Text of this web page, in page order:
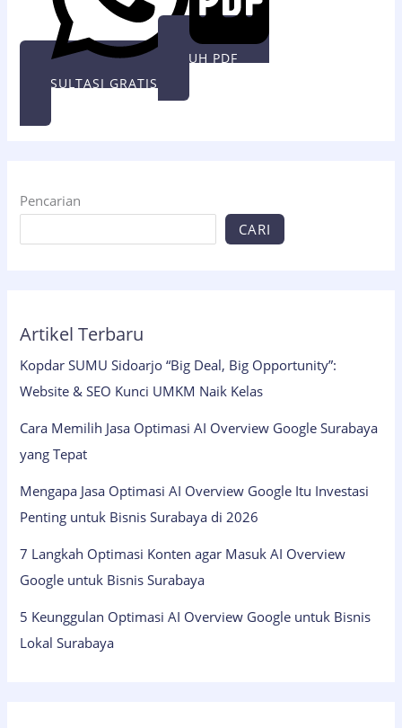
KONSULTASI GRATIS
UNDUH PDF
Pencarian
CARI
Artikel Terbaru
Kopdar SUMU Sidoarjo “Big Deal, Big Opportunity”:
Website & SEO Kunci UMKM Naik Kelas
Cara Memilih Jasa Optimasi AI Overview Google Surabaya
yang Tepat
Mengapa Jasa Optimasi AI Overview Google Itu Investasi
Penting untuk Bisnis Surabaya di 2026
7 Langkah Optimasi Konten agar Masuk AI Overview
Google untuk Bisnis Surabaya
5 Keunggulan Optimasi AI Overview Google untuk Bisnis
Lokal Surabaya